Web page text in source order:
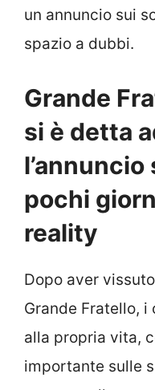
un annuncio sui
spazio a dubbi.
Grande
si è detta
l’annuncio
pochi
reality
Dopo aver
Grande Fratello,
alla propria vita,
importante sulle